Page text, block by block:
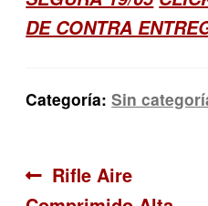
DE CONTRA
Categoría:Sin
Navegación
Anterior:
Rifle Aire